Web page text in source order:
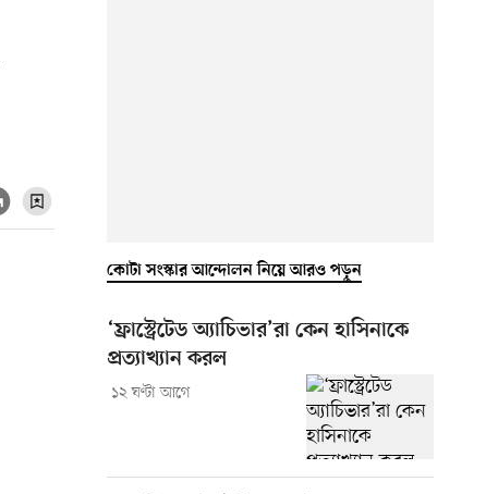
কোটা সংস্কার আন্দোলন নিয়ে আরও পড়ুন
‘ফ্রাস্ট্রেটেড অ্যাচিভার’রা কেন হাসিনাকে
প্রত্যাখ্যান করল
১২ ঘণ্টা আগে